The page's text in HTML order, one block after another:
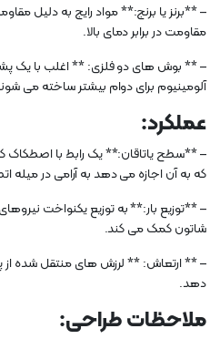
– **برنز یا برنج:** مواد رایج به دلیل
مقاومت در برابر دمای بالا.
– ** بوش های دو فلزی: ** اغلب با یک
آلومینیوم برای دوام بیشتر ساخته می
عملکرد:
– **سطح یاتاقان:** یک رابط با اصطکاک
که به آن اجازه می دهد به آرامی در میله
– **توزیع بار:** به توزیع یکنواخت
شاتون کمک می کند.
– ** ارتعاش: ** لرزش های منتقل شده
دهد.
ملاحظات طراحی: